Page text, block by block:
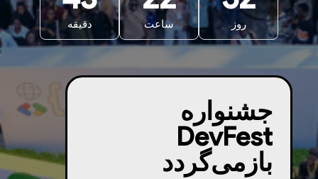
روز ساعت دقیقه
جشنواره
DevFest
بازمی‌گردد